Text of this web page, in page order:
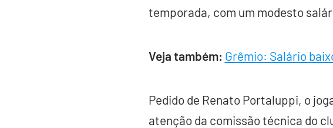
temporada, com um modesto
Veja também: Grêmio: Salário
Pedido de Renato Portaluppi, o
atenção da comissão técnica do